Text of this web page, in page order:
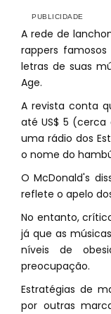
A rede de
rappers
letras de suas
Age.
A revista conta
até US$ 5 (cerca
uma rádio dos
o nome do
O McDonald's
reflete o apelo
No entanto,
já que as
níveis de
preocupação.
Estratégias de
por outras